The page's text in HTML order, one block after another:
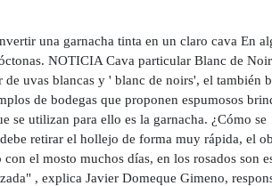
una garnacha tinta en un claro cava En
NOTICIA Cava particular Blanc de
uvas blancas y ' blanc de noirs', el también
de bodegas que proponen espumosos
se utilizan para ello es la garnacha. ¿Cómo se
retirar el hollejo de forma muy rápida, el
el mosto muchos días, en los rosados son
, explica Javier Domeque Gimeno,